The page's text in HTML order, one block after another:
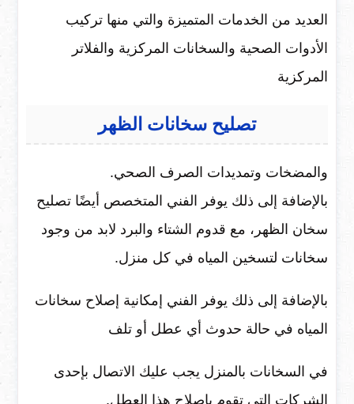
العديد من الخدمات المتميزة والتي منها تركيب
الأدوات الصحية والسخانات المركزية والفلاتر
المركزية
تصليح سخانات الظهر
والمضخات وتمديدات الصرف الصحي.
بالإضافة إلى ذلك يوفر الفني المتخصص أيضًا تصليح
سخان الظهر، مع قدوم الشتاء والبرد لابد من وجود
سخانات لتسخين المياه في كل منزل.
بالإضافة إلى ذلك يوفر الفني إمكانية إصلاح سخانات
المياه في حالة حدوث أي عطل أو تلف
في السخانات بالمنزل يجب عليك الاتصال بإحدى
الشركات التي تقوم بإصلاح هذا العطل.